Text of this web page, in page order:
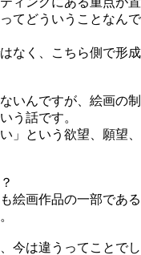
てどういうことなんで
なく、こちら側で形成
いんですが、絵画の制
う話です。
」という欲望、願望、
絵画作品の一部である
今は違うってことでし